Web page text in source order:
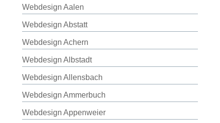
Webdesign Aalen
Webdesign Abstatt
Webdesign Achern
Webdesign Albstadt
Webdesign Allensbach
Webdesign Ammerbuch
Webdesign Appenweier